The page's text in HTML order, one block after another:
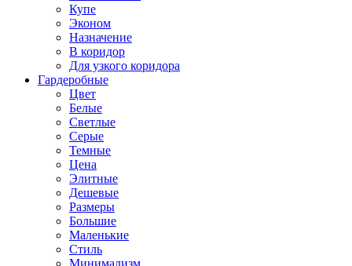
Купе
Эконом
Назначение
В коридор
Для узкого коридора
Гардеробные
Цвет
Белые
Светлые
Серые
Темные
Цена
Элитные
Дешевые
Размеры
Большие
Маленькие
Стиль
Минимализм